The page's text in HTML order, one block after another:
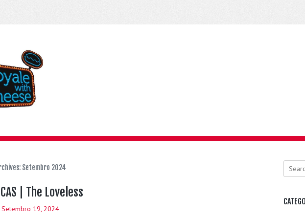
Setembro 2024
| The Loveless
Setembro 19, 2024
Search